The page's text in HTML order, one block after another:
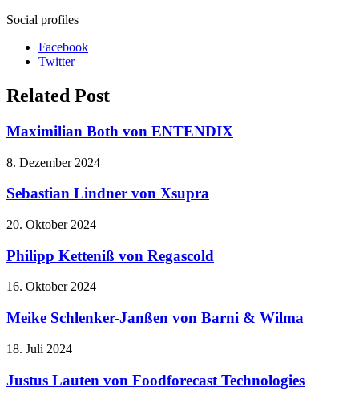
Social profiles
Facebook
Twitter
Related Post
Maximilian Both von ENTENDIX
8. Dezember 2024
Sebastian Lindner von Xsupra
20. Oktober 2024
Philipp Ketteniß von Regascold
16. Oktober 2024
Meike Schlenker-Janßen von Barni & Wilma
18. Juli 2024
Justus Lauten von Foodforecast Technologies